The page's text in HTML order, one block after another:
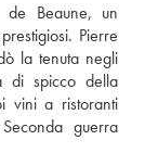
Beaune, un
Pierre
la tenuta negli
di spicco della
vini a ristoranti
guerra